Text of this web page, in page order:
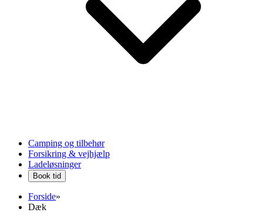
Camping og tilbehør
Forsikring & vejhjælp
Ladeløsninger
Book tid
Forside»
Dæk